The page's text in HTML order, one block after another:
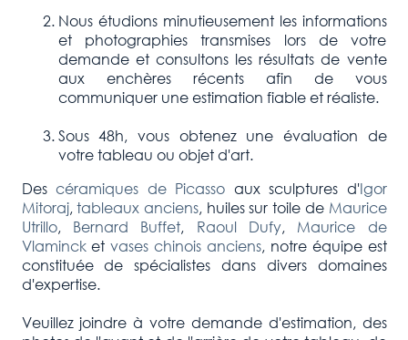
Nous étudions minutieusement les informations
et photographies transmises lors de votre
demande et consultons les résultats de vente
aux enchères récents afin de vous
communiquer une estimation fiable et réaliste.
Sous 48h, vous obtenez une évaluation de
votre tableau ou objet d'art.
Des céramiques de Picasso aux sculptures d'Igor
Mitoraj,tableaux anciens, huiles sur toile de Maurice
Utrillo, Bernard Buffet, Raoul Dufy, Maurice de
Vlamincketvases chinois anciens, notre équipe est
constituée de spécialistes dans divers domaines
d'expertise.
Veuillez joindre à votre demande d'estimation, des